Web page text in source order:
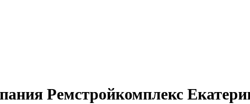
Ремстройкомплекс